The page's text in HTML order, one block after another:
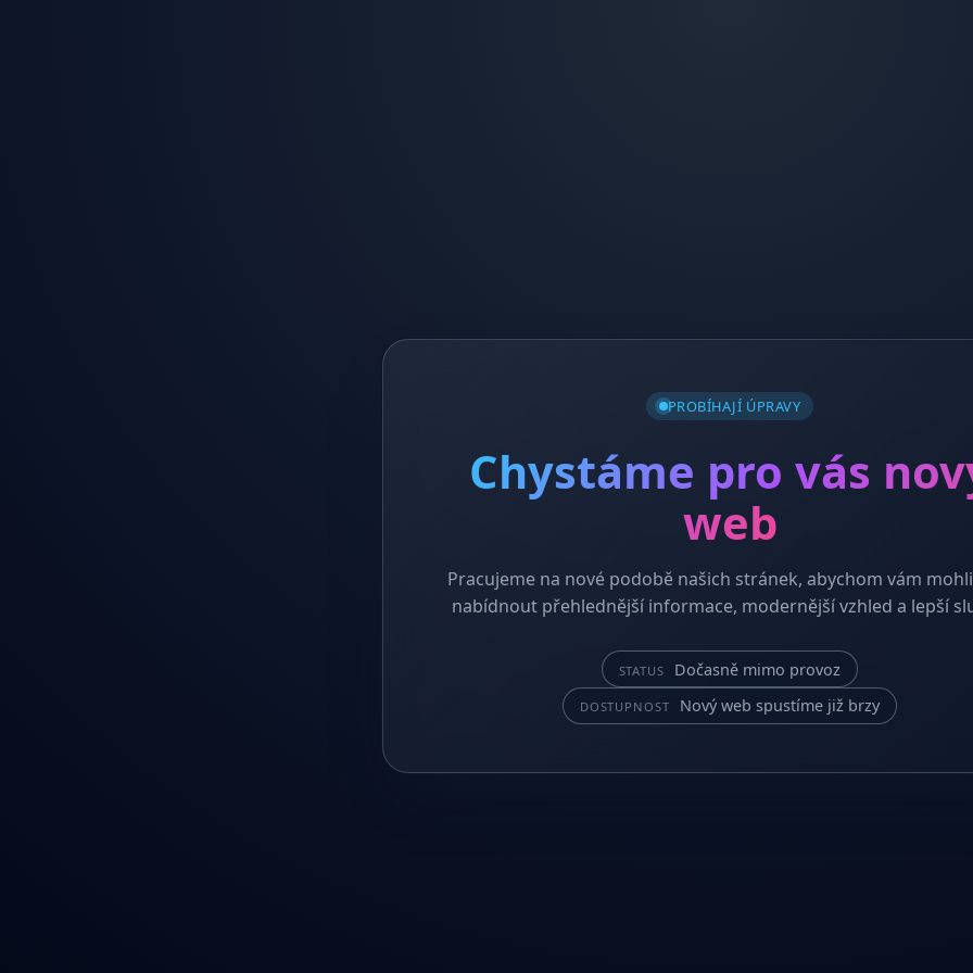
PROBÍHAJÍ ÚPRAVY
Chystáme pro vás
web
Pracujeme na nové podobě našich stránek, abychom vám
nabídnout přehlednější informace, modernější vzhled a lepší
STATUS Dočasně mimo provoz
DOSTUPNOST Nový web spustíme již brzy